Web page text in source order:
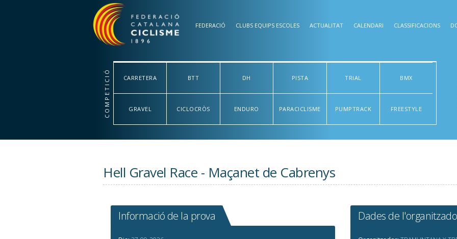
FEDERACIÓ CLUBS EQUIPS ESCOLES ACTUALITAT CALENDARI CLASSIFICACIONS
COMPETICIÓ CARRETERA BTT DH PISTA TRIAL BMX
GRAVEL CICLOCRÒS ENDURO PARACICLISME PUMPTRACK FREESTYLE
Hell Gravel Race - Maçanet de Cabrenys
Informació de la prova Dades de